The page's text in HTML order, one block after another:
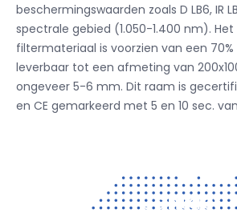
beschermingswaarden zoals D LB6, IR
spectrale gebied (1.050-1.400 nm).
filtermateriaal is voorzien van een 70%
leverbaar tot een afmeting van
ongeveer 5-6 mm. Dit raam is
en CE gemarkeerd met 5 en 10 sec.
Contact